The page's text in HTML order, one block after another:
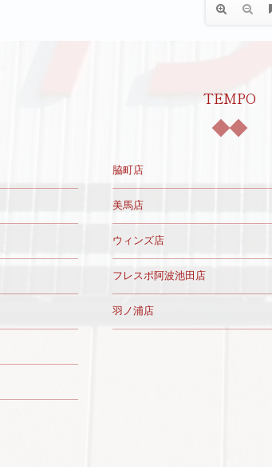
TEMPO
脇町店
美馬店
ウィンズ店
フレスポ阿波池田店
羽ノ浦店